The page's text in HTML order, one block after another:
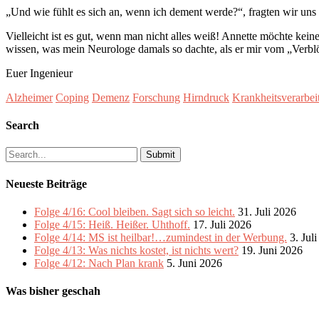
„Und wie fühlt es sich an, wenn ich dement werde?“, fragten wir
Vielleicht ist es gut, wenn man nicht alles weiß! Annette möchte
wissen, was mein Neurologe damals so dachte, als er mir vom
Euer Ingenieur
Alzheimer Coping Demenz Forschung Hirndruck
Search
Search
for:
Neueste Beiträge
Folge 4/16: Cool bleiben. Sagt sich so leicht. 31. Juli 2026
Folge 4/15: Heiß. Heißer. Uhthoff. 17. Juli 2026
Folge 4/14: MS ist heilbar!…zumindest in der Werbung. 3.
Folge 4/13: Was nichts kostet, ist nichts wert? 19. Juni 2026
Folge 4/12: Nach Plan krank 5. Juni 2026
Was bisher geschah